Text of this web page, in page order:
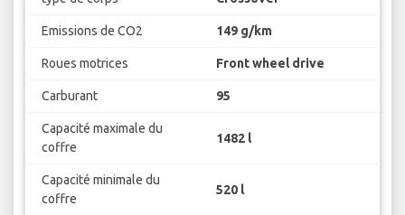
Emissions de CO2 149 g/km
Roues motrices Front wheel drive
Carburant 95
Capacité maximale du
coffre
1482 l
Capacité minimale du
coffre
520 l